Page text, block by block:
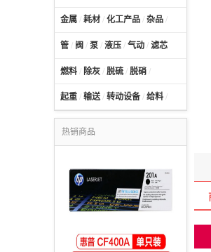
金属 / 耗材 / 化工产品 / 杂品 /
管 / 阀 / 泵 / 液压 / 气动 / 滤芯
燃料 / 除灰 / 脱硫 / 脱硝 /
起重 / 输送/ 转动设备 / 给料 /
热销商品